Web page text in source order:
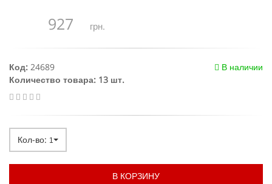
927 грн.
В наличии
Код: 24689
Количество товара: 13 шт.
Кол-во: 1
В КОРЗИНУ